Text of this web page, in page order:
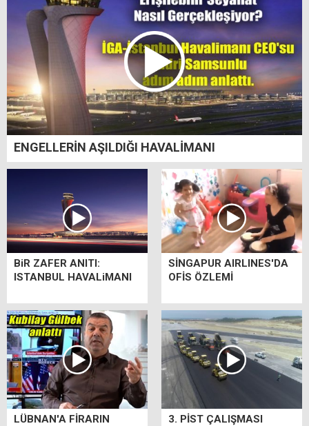
ENGELLERİN AŞILDIĞI HAVALİMANI
BiR ZAFER ANITI:
ISTANBUL HAVALiMANI
SİNGAPUR AIRLINES'DA
OFİS ÖZLEMİ
LÜBNAN'A FİRARIN
3. PİST ÇALIŞMASI